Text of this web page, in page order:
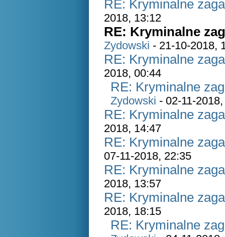
RE: Kryminalne
2018, 13:12
RE: Kryminalne
Zydowski - 21-10-2018,
RE: Kryminalne
2018, 00:44
RE: Kryminalne
Zydowski - 02-11-
RE: Kryminalne
2018, 14:47
RE: Kryminalne
07-11-2018, 22:35
RE: Kryminalne
2018, 13:57
RE: Kryminalne
2018, 18:15
RE: Kryminalne